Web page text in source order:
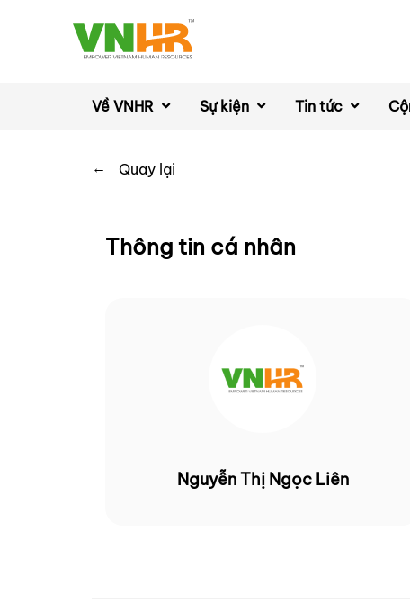
Về VNHR Sự kiện Tin tức
← Quay lại
Thông tin cá nhân
Nguyễn Thị Ngọc Liên